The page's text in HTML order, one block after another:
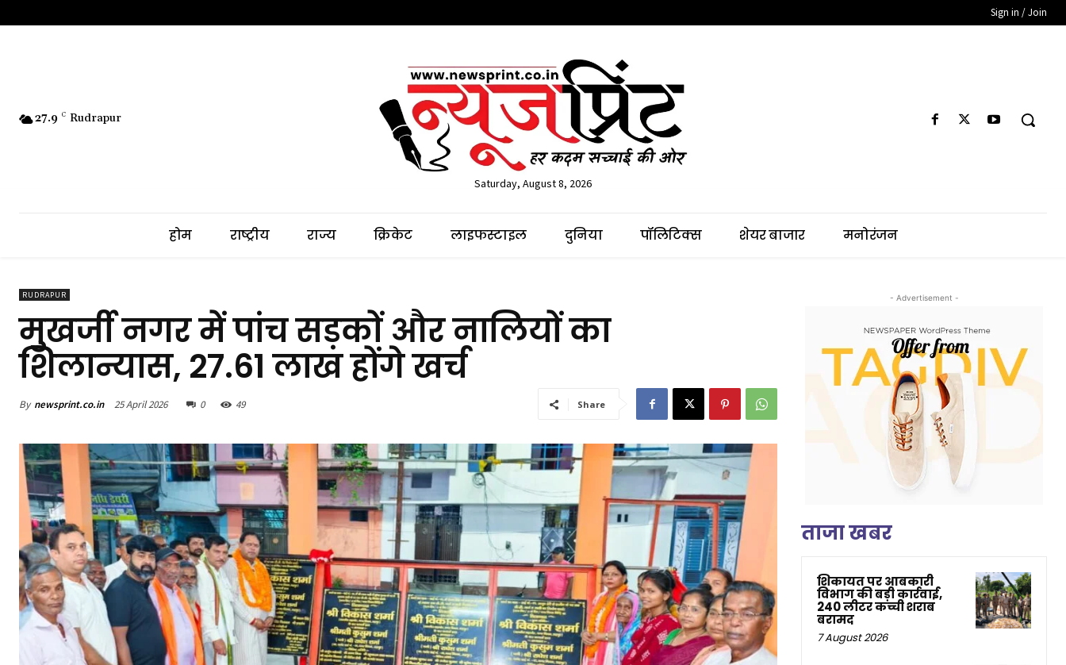
Sign in / Join
27.9 C Rudrapur
Saturday, August 8, 2026
होम राष्ट्रीय राज्य क्रिकेट लाइफस्टाइल दुनिया पॉलिटिक्स शेयर बाजार मनोरंजन
RUDRAPUR
मुखर्जी नगर में पांच सड़कों और नालियों का
शिलान्यास, 27.61 लाख होंगे खर्च
By newsprint.co.in 25 April 2026 0 49 Share
- Advertisement -
ताजा खबर
शिकायत पर आबकारी
विभाग की बड़ी कार्रवाई,
240 लीटर कच्ची शराब
बरामद
7 August 2026